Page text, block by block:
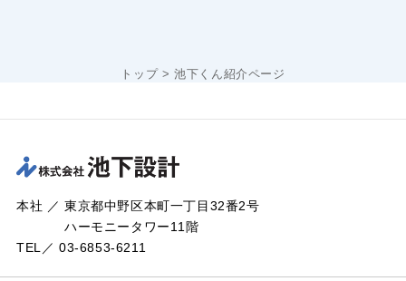
トップ > 池下くん紹介ページ
本社 ／ 東京都中野区本町一丁目32番2号
ハーモニータワー11階
TEL／ 03-6853-6211